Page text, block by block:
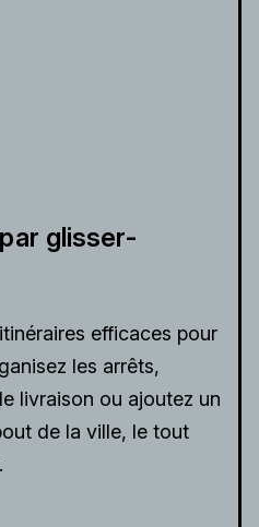
glisser-
efficaces pour
les arrêts,
livraison ou ajoutez un
de la ville, le tout